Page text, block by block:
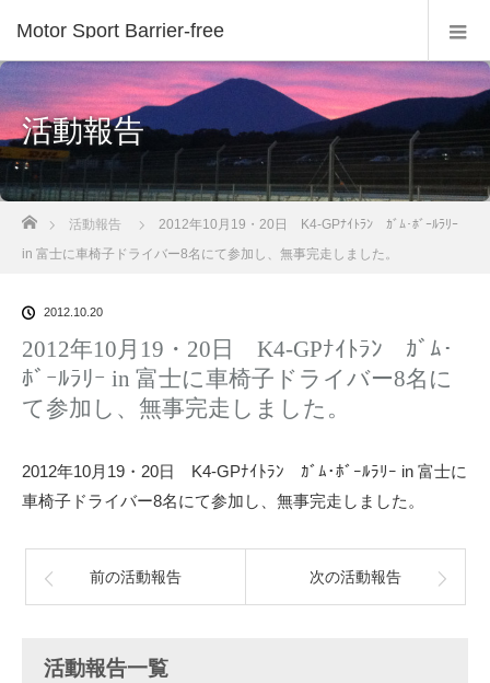
Motor Sport Barrier-free
活動報告
ホーム
活動報告
2012年10月19・20日 K4-GPﾅｲﾄﾗﾝ ｶﾞﾑ･ﾎﾞｰﾙﾗﾘｰ
in 富士に車椅子ドライバー8名にて参加し、無事完走しました。
2012.10.20
2012年10月19・20日 K4-GPﾅｲﾄﾗﾝ ｶﾞﾑ･
ﾎﾞｰﾙﾗﾘｰ in 富士に車椅子ドライバー8名に
て参加し、無事完走しました。
2012年10月19・20日 K4-GPﾅｲﾄﾗﾝ ｶﾞﾑ･ﾎﾞｰﾙﾗﾘｰ in 富士に
車椅子ドライバー8名にて参加し、無事完走しました。
前の活動報告 次の活動報告
活動報告一覧